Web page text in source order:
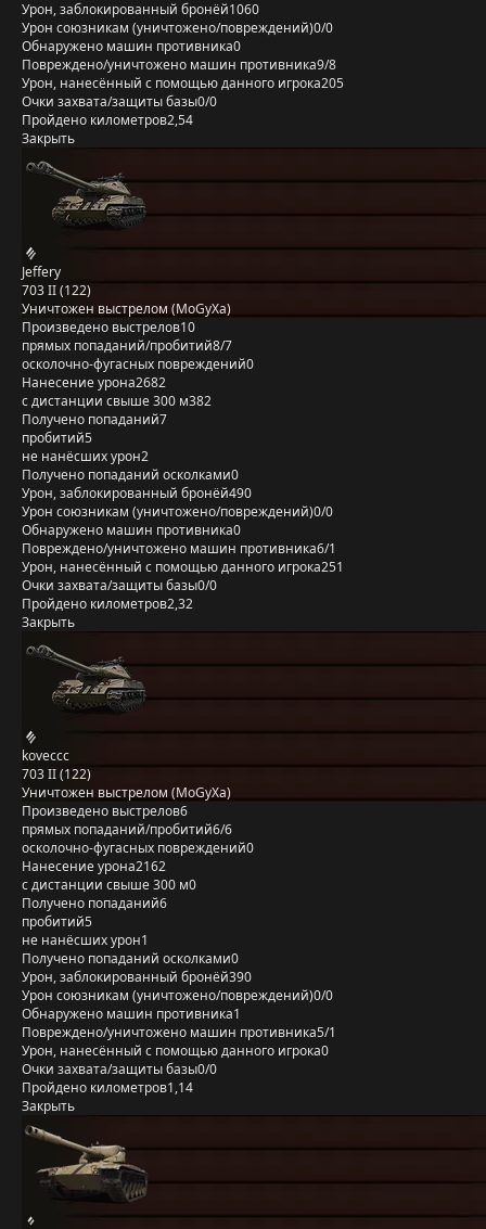
Урон, заблокированный бронёй1060
Урон союзникам (уничтожено/повреждений)0/0
Обнаружено машин противника0
Повреждено/уничтожено машин противника9/8
Урон, нанесённый с помощью данного игрока205
Очки захвата/защиты базы0/0
Пройдено километров2,54
Закрыть
Jeffery
703 II (122)
Уничтожен выстрелом (MoGyXa)
Произведено выстрелов10
прямых попаданий/пробитий8/7
осколочно-фугасных повреждений0
Нанесение урона2682
с дистанции свыше 300 м382
Получено попаданий7
пробитий5
не нанёсших урон2
Получено попаданий осколками0
Урон, заблокированный бронёй490
Урон союзникам (уничтожено/повреждений)0/0
Обнаружено машин противника0
Повреждено/уничтожено машин противника6/1
Урон, нанесённый с помощью данного игрока251
Очки захвата/защиты базы0/0
Пройдено километров2,32
Закрыть
koveccc
703 II (122)
Уничтожен выстрелом (MoGyXa)
Произведено выстрелов6
прямых попаданий/пробитий6/6
осколочно-фугасных повреждений0
Нанесение урона2162
с дистанции свыше 300 м0
Получено попаданий6
пробитий5
не нанёсших урон1
Получено попаданий осколками0
Урон, заблокированный бронёй390
Урон союзникам (уничтожено/повреждений)0/0
Обнаружено машин противника1
Повреждено/уничтожено машин противника5/1
Урон, нанесённый с помощью данного игрока0
Очки захвата/защиты базы0/0
Пройдено километров1,14
Закрыть